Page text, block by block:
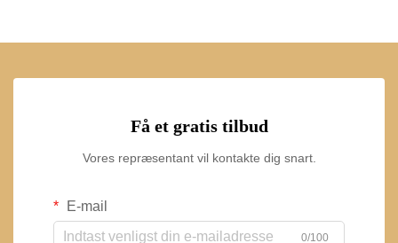
Få et gratis tilbud
Vores repræsentant vil kontakte dig snart.
E-mail
0/100